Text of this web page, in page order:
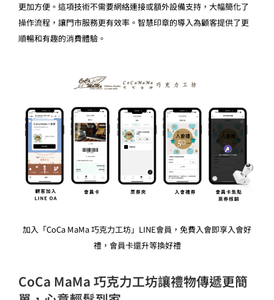
更加方便。這項技術不需要網絡連接或額外設備支持，大幅簡化了
操作流程，讓門市服務更有效率。智慧印章的導入為顧客提供了更
順暢和有趣的消費體驗。
加入「CoCa MaMa 巧克力工坊」LINE會員，免費入會即享入會好
禮，會員卡還升等換好禮
CoCa MaMa 巧克力工坊讓禮物傳遞更簡